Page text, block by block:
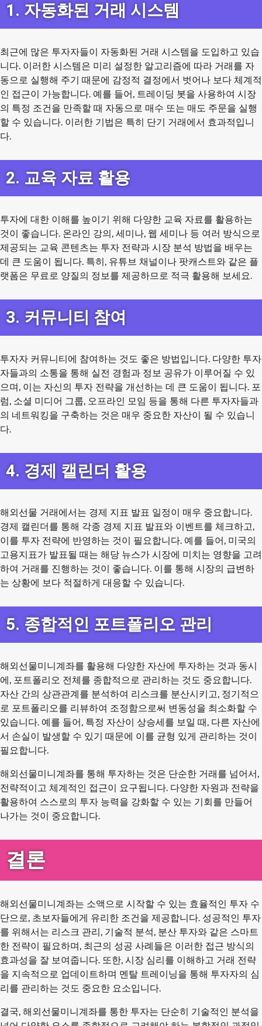
1. 자동화된 거래 시스템
최근에 많은 투자자들이 자동화된 거래 시스템을 도입하고 있습
니다. 이러한 시스템은 미리 설정한 알고리즘에 따라 거래를 자
동으로 실행해 주기 때문에 감정적 결정에서 벗어나 보다 체계적
인 접근이 가능합니다. 예를 들어, 트레이딩 봇을 사용하여 시장
의 특정 조건을 만족할 때 자동으로 매수 또는 매도 주문을 실행
할 수 있습니다. 이러한 기법은 특히 단기 거래에서 효과적입니
다.
2. 교육 자료 활용
투자에 대한 이해를 높이기 위해 다양한 교육 자료를 활용하는
것이 좋습니다. 온라인 강의, 세미나, 웹 세미나 등 여러 방식으로
제공되는 교육 콘텐츠는 투자 전략과 시장 분석 방법을 배우는
데 큰 도움이 됩니다. 특히, 유튜브 채널이나 팟캐스트와 같은 플
랫폼은 무료로 양질의 정보를 제공하므로 적극 활용해 보세요.
3. 커뮤니티 참여
투자자 커뮤니티에 참여하는 것도 좋은 방법입니다. 다양한 투자
자들과의 소통을 통해 실전 경험과 정보 공유가 이루어질 수 있
으며, 이는 자신의 투자 전략을 개선하는 데 큰 도움이 됩니다. 포
럼, 소셜 미디어 그룹, 오프라인 모임 등을 통해 다른 투자자들과
의 네트워킹을 구축하는 것은 매우 중요한 자산이 될 수 있습니
다.
4. 경제 캘린더 활용
해외선물 거래에서는 경제 지표 발표 일정이 매우 중요합니다.
경제 캘린더를 통해 각종 경제 지표 발표와 이벤트를 체크하고,
이를 투자 전략에 반영하는 것이 필요합니다. 예를 들어, 미국의
고용지표가 발표될 때는 해당 뉴스가 시장에 미치는 영향을 고려
하여 거래를 진행하는 것이 좋습니다. 이를 통해 시장의 급변하
는 상황에 보다 적절하게 대응할 수 있습니다.
5. 종합적인 포트폴리오 관리
해외선물미니계좌를 활용해 다양한 자산에 투자하는 것과 동시
에, 포트폴리오 전체를 종합적으로 관리하는 것도 중요합니다.
자산 간의 상관관계를 분석하여 리스크를 분산시키고, 정기적으
로 포트폴리오를 리뷰하여 조정함으로써 변동성을 최소화할 수
있습니다. 예를 들어, 특정 자산이 상승세를 보일 때, 다른 자산에
서 손실이 발생할 수 있기 때문에 이를 균형 있게 관리하는 것이
필요합니다.
해외선물미니계좌를 통해 투자하는 것은 단순한 거래를 넘어서,
전략적이고 체계적인 접근이 요구됩니다. 다양한 자원과 전략을
활용하여 스스로의 투자 능력을 강화할 수 있는 기회를 만들어
나가는 것이 중요합니다.
결론
해외선물미니계좌는 소액으로 시작할 수 있는 효율적인 투자 수
단으로, 초보자들에게 유리한 조건을 제공합니다. 성공적인 투자
를 위해서는 리스크 관리, 기술적 분석, 분산 투자와 같은 스마트
한 전략이 필요하며, 최근의 성공 사례들은 이러한 접근 방식의
효과성을 잘 보여줍니다. 또한, 시장 심리를 이해하고 거래 전략
을 지속적으로 업데이트하며 멘탈 트레이닝을 통해 투자자의 심
리를 관리하는 것도 중요한 요소입니다.
결국, 해외선물미니계좌를 통한 투자는 단순히 기술적인 분석을